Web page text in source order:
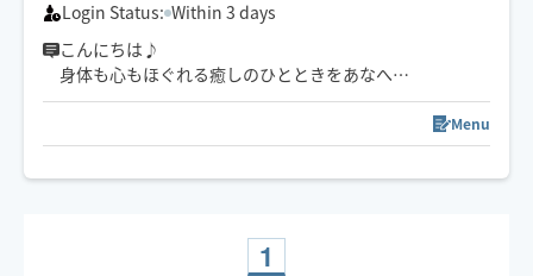
Login Status: Within 3 days
こんにちは♪
身体も心もほぐれる癒しのひとときをあなへ。
そう思っていただけるように、
真心込めて皆様の心身に寄り添い
どうぞよろしくお願いいたします✨
Menu
1